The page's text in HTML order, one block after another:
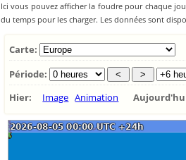
Ici vous pouvez afficher la foudre pour chaque
du temps pour les charger. Les données sont
Carte:
Période:
Hier:
Image Animation